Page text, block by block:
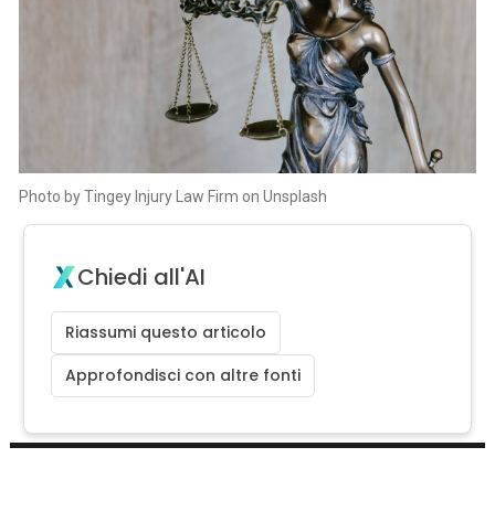
Photo by Tingey Injury Law Firm on Unsplash
Chiedi all'AI
Riassumi questo articolo
Approfondisci con altre fonti